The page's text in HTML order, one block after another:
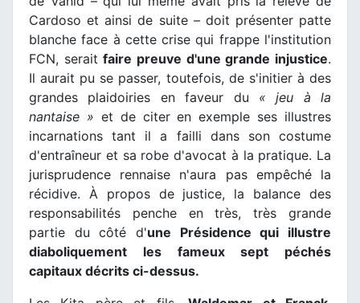
Cardoso et ainsi de suite – doit présenter patte
blanche face à cette crise qui frappe l'institution
FCN, seraitfaire preuve d'une grande injustice.
Il aurait pu se passer, toutefois, de s'initier à des
grandes plaidoiries en faveur du « jeu à la
nantaise » et de citer en exemple ses illustres
incarnations tant il a failli dans son costume
d'entraîneur et sa robe d'avocat à la pratique. La
jurisprudence rennaise n'aura pas empêché la
récidive. À propos de justice, la balance des
responsabilités penche en très, très grande
partie du côté d'une Présidence qui illustre
diaboliquement les fameux sept péchés
capitaux décrits ci-dessus.